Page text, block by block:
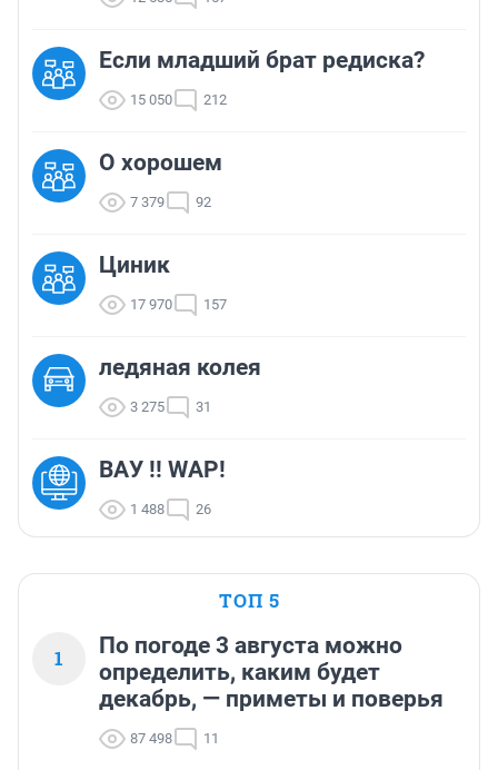
Если младший брат редиска?
15 050 212
О хорошем
7 379 92
Циник
17 970 157
ледяная колея
3 275 31
ВАУ !! WAP!
1 488 26
ТОП 5
1
По погоде 3 августа можно
определить, каким будет
декабрь, — приметы и поверья
87 498 11